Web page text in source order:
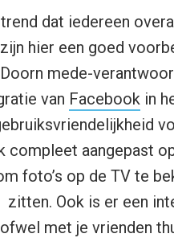
dat iedereen
hier een goed
mede-
van Facebookin
compleet aangepast
foto’s op de TV te
Ook is er een
met je vrienden